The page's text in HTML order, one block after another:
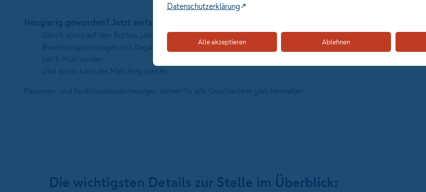
Gleich unten auf den Button „Jetzt online bewerben“ klicken
Bewerbungsunterlagen mit Angabe der Stellennummer 50404 über unser Bewerberformular oder in einer PDF-Datei
Die wichtigsten Details zur Stelle im Überblick:
Datenschutzerklärung
Alle akzeptieren Ablehnen